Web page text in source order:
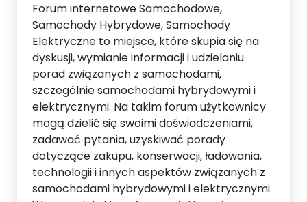
Forum internetowe Samochodowe,
Samochody Hybrydowe, Samochody
Elektryczne to miejsce, które skupia się na
dyskusji, wymianie informacji i udzielaniu
porad związanych z samochodami,
szczególnie samochodami hybrydowymi i
elektrycznymi. Na takim forum użytkownicy
mogą dzielić się swoimi doświadczeniami,
zadawać pytania, uzyskiwać porady
dotyczące zakupu, konserwacji, ładowania,
technologii i innych aspektów związanych z
samochodami hybrydowymi i elektrycznymi.